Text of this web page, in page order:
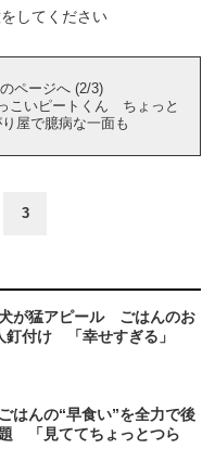
してください
ページへ (2/3)
こいピートくん ちょっと
屋で臆病な一面も
3
が猛アピール ごはんのお
釘付け 「幸せすぎる」
んの“早食い”を全力で後
「見ててちょっとつら